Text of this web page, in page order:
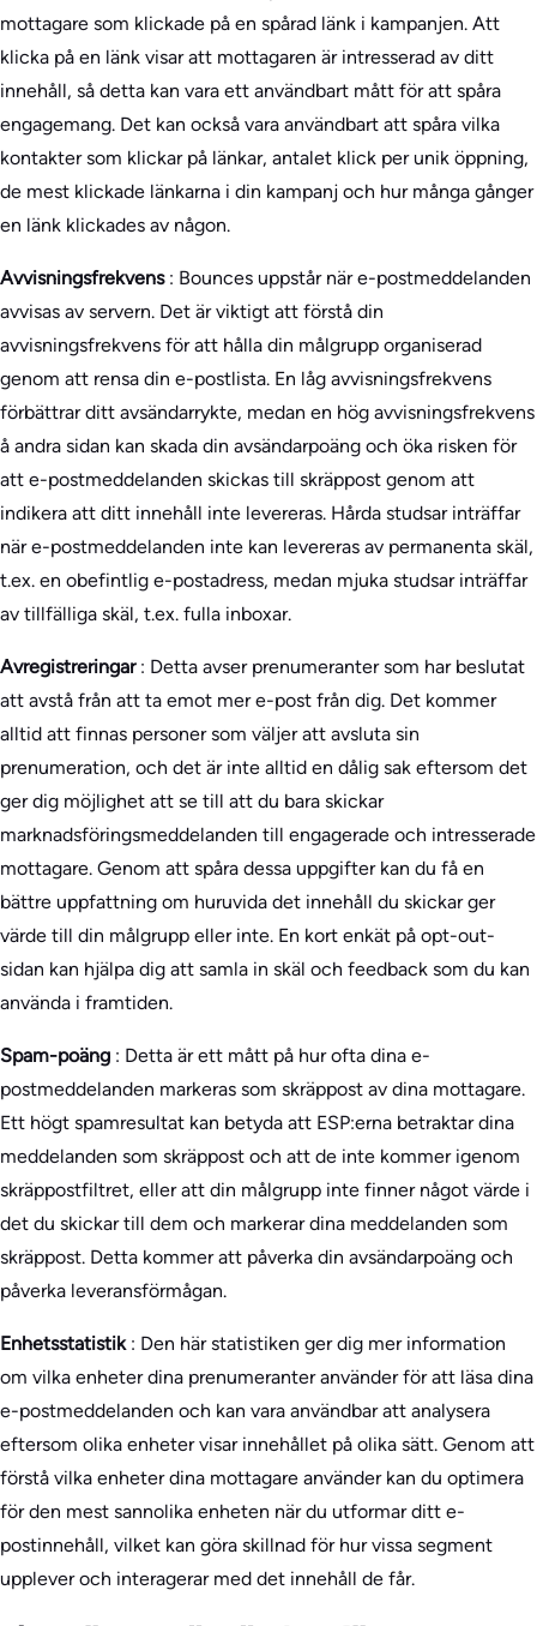
mottagare som klickade på en spårad länk i kampanjen. Att
klicka på en länk visar att mottagaren är intresserad av ditt
innehåll, så detta kan vara ett användbart mått för att spåra
engagemang. Det kan också vara användbart att spåra vilka
kontakter som klickar på länkar, antalet klick per unik öppning,
de mest klickade länkarna i din kampanj och hur många gånger
en länk klickades av någon.
Avvisningsfrekvens : Bounces uppstår när e-postmeddelanden
avvisas av servern. Det är viktigt att förstå din
avvisningsfrekvens för att hålla din målgrupp organiserad
genom att rensa din e-postlista. En låg avvisningsfrekvens
förbättrar ditt avsändarrykte, medan en hög avvisningsfrekvens
å andra sidan kan skada din avsändarpoäng och öka risken för
att e-postmeddelanden skickas till skräppost genom att
indikera att ditt innehåll inte levereras. Hårda studsar inträffar
när e-postmeddelanden inte kan levereras av permanenta skäl,
t.ex. en obefintlig e-postadress, medan mjuka studsar inträffar
av tillfälliga skäl, t.ex. fulla inboxar.
Avregistreringar : Detta avser prenumeranter som har beslutat
att avstå från att ta emot mer e-post från dig. Det kommer
alltid att finnas personer som väljer att avsluta sin
prenumeration, och det är inte alltid en dålig sak eftersom det
ger dig möjlighet att se till att du bara skickar
marknadsföringsmeddelanden till engagerade och intresserade
mottagare. Genom att spåra dessa uppgifter kan du få en
bättre uppfattning om huruvida det innehåll du skickar ger
värde till din målgrupp eller inte. En kort enkät på opt-out-
sidan kan hjälpa dig att samla in skäl och feedback som du kan
använda i framtiden.
Spam-poäng : Detta är ett mått på hur ofta dina e-
postmeddelanden markeras som skräppost av dina mottagare.
Ett högt spamresultat kan betyda att ESP:erna betraktar dina
meddelanden som skräppost och att de inte kommer igenom
skräppostfiltret, eller att din målgrupp inte finner något värde i
det du skickar till dem och markerar dina meddelanden som
skräppost. Detta kommer att påverka din avsändarpoäng och
påverka leveransförmågan.
Enhetsstatistik : Den här statistiken ger dig mer information
om vilka enheter dina prenumeranter använder för att läsa dina
e-postmeddelanden och kan vara användbar att analysera
eftersom olika enheter visar innehållet på olika sätt. Genom att
förstå vilka enheter dina mottagare använder kan du optimera
för den mest sannolika enheten när du utformar ditt e-
postinnehåll, vilket kan göra skillnad för hur vissa segment
upplever och interagerar med det innehåll de får.